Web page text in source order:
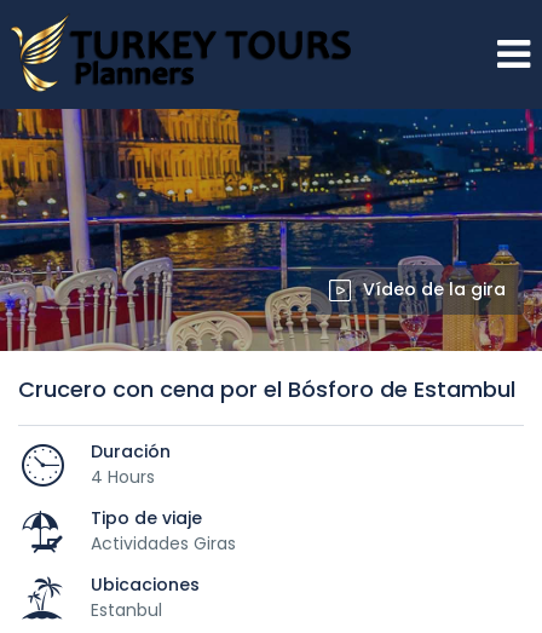
Vídeo de la gira
Crucero con cena por el Bósforo de Estambul
Duración
4 Hours
Tipo de viaje
Actividades Giras
Ubicaciones
Estanbul